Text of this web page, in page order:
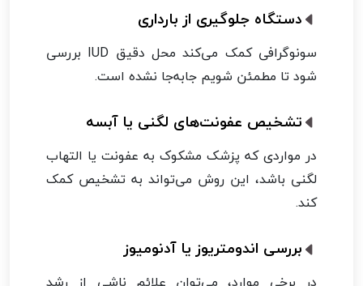
دستگاه جلوگیری از بارداری
سونوگرافی کمک می‌کند محل دقیق IUD بررسی
شود تا مطمئن شویم جابه‌جا نشده است.
تشخیص عفونت‌های لگنی یا آبسه
در مواردی که پزشک مشکوک به عفونت یا التهاب
لگنی باشد، این روش می‌تواند به تشخیص کمک
کند.
بررسی اندومتریوز یا آدنومیوز